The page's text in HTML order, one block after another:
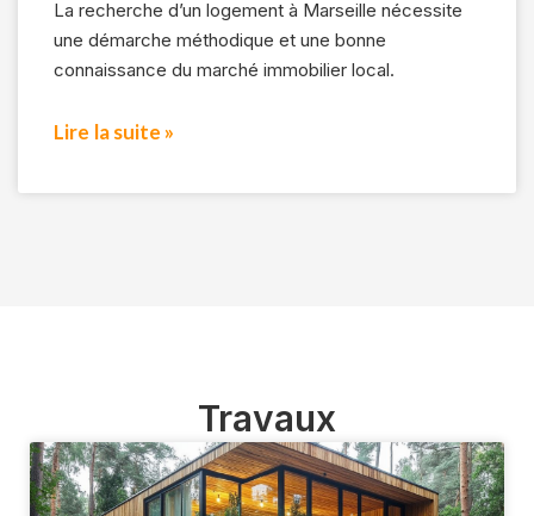
La recherche d’un logement à Marseille nécessite
une démarche méthodique et une bonne
connaissance du marché immobilier local.
Lire la suite »
Travaux